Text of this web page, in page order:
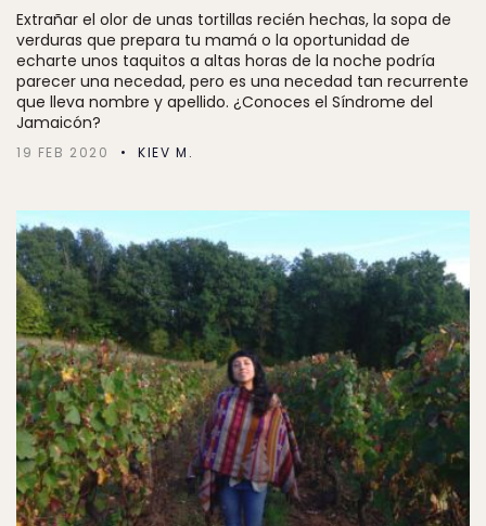
Extrañar el olor de unas tortillas recién hechas, la sopa de
verduras que prepara tu mamá o la oportunidad de
echarte unos taquitos a altas horas de la noche podría
parecer una necedad, pero es una necedad tan recurrente
que lleva nombre y apellido. ¿Conoces el Síndrome del
Jamaicón?
19 FEB 2020 KIEV M.